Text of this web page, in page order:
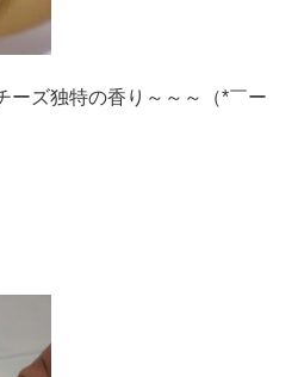
ーズ独特の香り～～～（*￣ー